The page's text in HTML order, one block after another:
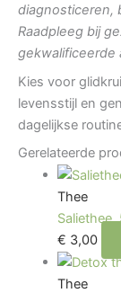
diagnosticeren,
Raadpleeg bij
gekwalificeerde
Kies voor
levensstijl en
dagelijkse
Gerelateerde
Thee
€ 3,00
Thee